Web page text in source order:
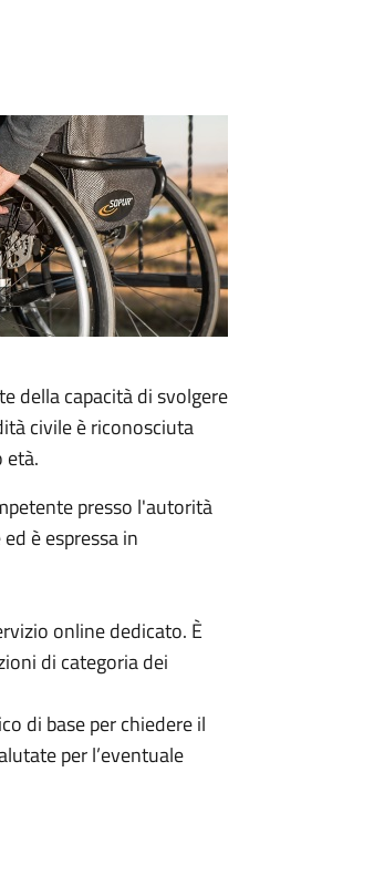
della capacità di svolgere
civile è riconosciuta
età.
presso l'autorità
è espressa in
online dedicato. È
di categoria dei
di base per chiedere il
per l’eventuale